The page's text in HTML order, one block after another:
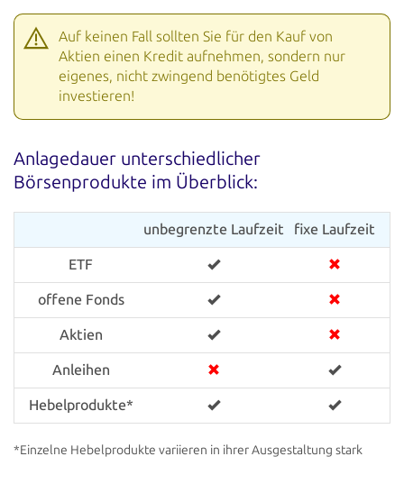
Auf keinen Fall sollten Sie für den Kauf von
Aktien einen Kredit aufnehmen, sondern nur
eigenes, nicht zwingend benötigtes Geld
investieren!
Anlagedauer unterschiedlicher
Börsenprodukte im Überblick:
unbegrenzte Laufzeit fixe Laufzeit
ETF
offene Fonds
Aktien
Anleihen
Hebel­produkte*
*Einzelne Hebelprodukte variieren in ihrer Ausgestaltung stark